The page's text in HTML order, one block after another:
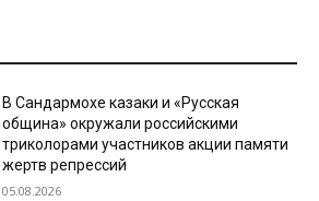
В Сандармохе казаки и «Русская
община» окружали российскими
триколорами участников акции памяти
жертв репрессий
05.08.2026